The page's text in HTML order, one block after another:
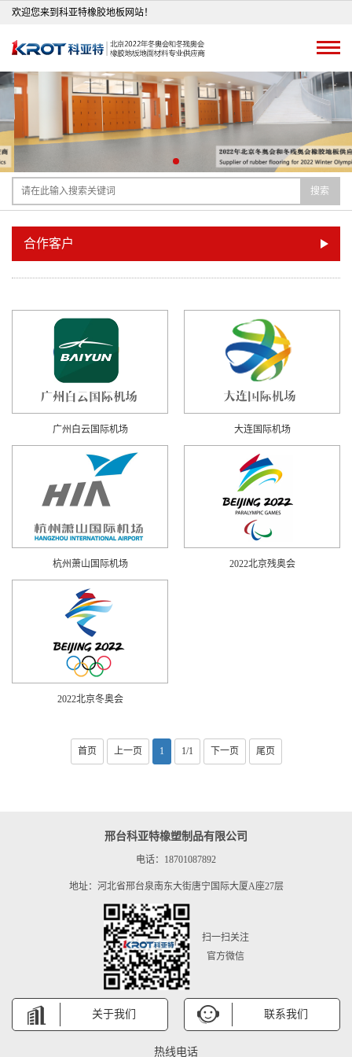
欢迎您来到科亚特橡胶地板网站！
搜索
合作客户
广州白云国际机场 大连国际机场
杭州萧山国际机场 2022北京残奥会
2022北京冬奥会
首页 上一页 1 1/1 下一页 尾页
邢台科亚特橡塑制品有限公司
电话：18701087892
地址：河北省邢台泉南东大街唐宁国际大厦A座27层
扫一扫关注
官方微信
关于我们 联系我们
热线电话